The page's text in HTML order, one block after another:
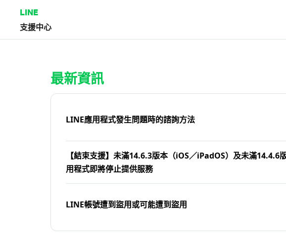
LINE
支援中心
最新資訊
LINE應用程式發生問題時的諮詢方法
【結束支援】未滿14.6.3版本（iOS／iPadOS）及未滿
用程式即將停止提供服務
LINE帳號遭到盜用或可能遭到盜用